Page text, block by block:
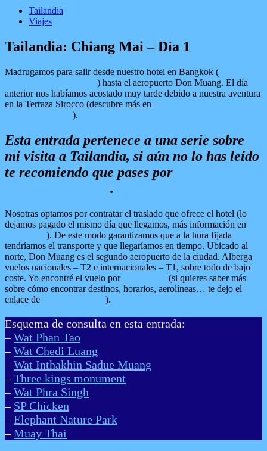
Tailandia
Viajes
Tailandia: Chiang Mai – Día 1
Madrugamos para salir desde nuestro hotel en Bangkok (
) hasta el aeropuerto Don Muang. El día
anterior nos habíamos acostado muy tarde debido a nuestra aventura
en la Terraza Sirocco (descubre más en
).
Esta entrada pertenece a una serie sobre
mi visita a Tailandia, si aún no lo has leído
te recomiendo que pases por
.
Nosotras optamos por contratar el traslado que ofrece el hotel (lo
dejamos pagado el mismo día que llegamos, más información en
). De este modo garantizamos que a la hora fijada
tendríamos el transporte y que llegaríamos en tiempo. Ubicado al
norte, Don Muang es el segundo aeropuerto de la ciudad. Alberga
vuelos nacionales – T2 e internacionales – T1, sobre todo de bajo
coste. Yo encontré el vuelo por
(si quieres saber más
sobre cómo encontrar destinos, horarios, aerolíneas… te dejo el
enlace de
).
Esquema de consulta en esta entrada:
–Wat Phan Tao
–Wat Chedi Luang
–Wat Inthakhin Sadue Muang
–Three kings monument
–Wat Phra Singh
– SP Chicken
–Elephant Nature Park
–Muay Thai